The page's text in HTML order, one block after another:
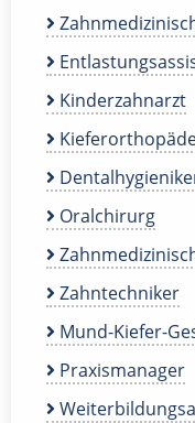
Kinderzahnarzt
Oralchirurg
Zahntechniker
Mund-Kiefer-
Praxismanager